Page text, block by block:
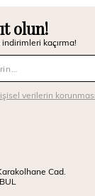
olun!
indirimleri kaçırma!
verilerin
Cad.